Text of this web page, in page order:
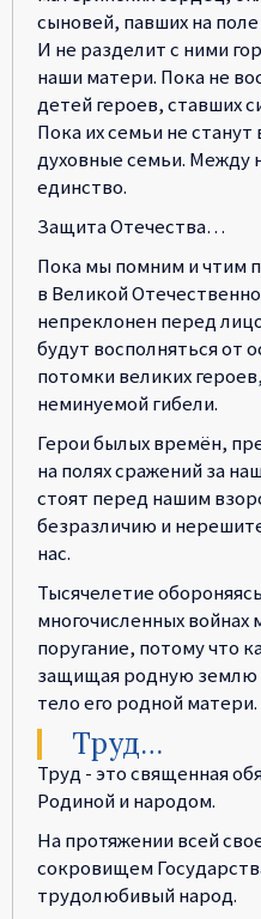
сыновей, павших на
И не разделит с ними
наши матери. Пока не
детей героев, ставших
Пока их семьи не
духовные семьи. Между
единство.
Защита Отечества…
Пока мы помним и чтим
в Великой
непреклонен перед
будут восполняться от
потомки великих
неминуемой гибели.
Герои былых времён,
на полях сражений за
стоят перед нашим
безразличию и
нас.
Тысячелетие
многочисленных
поругание, потому что
защищая родную землю
тело его родной матери.
Труд…
Труд - это священная
Родиной и народом.
На протяжении всей
сокровищем
трудолюбивый народ.